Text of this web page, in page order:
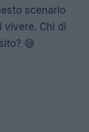
scenario
vivere. Chi di
😅